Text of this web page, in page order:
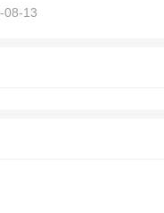
08-13